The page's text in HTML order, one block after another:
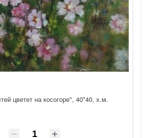
цветет на косогоре", 40*40, х.м.